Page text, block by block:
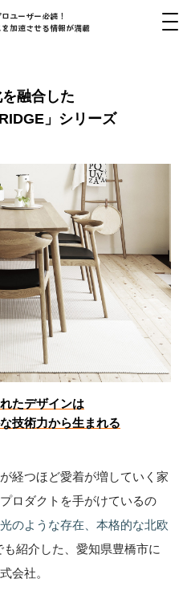
ユーザー必読！
加速させる情報が満載
融合した
」シリーズ
たデザインは
技術力から生まれる
経つほど愛着が増していく家
ロダクトを手がけているの
のような存在、本格的な北欧
も紹介した、愛知県豊橋市に
会社。